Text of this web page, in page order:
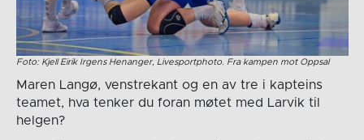
Foto: Kjell Eirik Irgens Henanger, Livesportphoto. Fra kampen mot Oppsal
Maren Langø, venstrekant og en av tre i kapteins
teamet, hva tenker du foran møtet med Larvik til
helgen?